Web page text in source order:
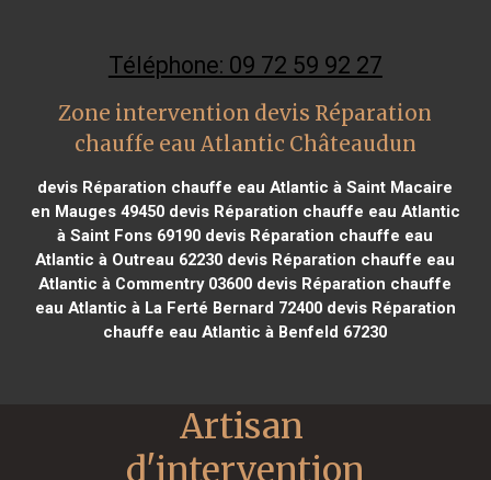
Téléphone: 09 72 59 92 27
Zone intervention devis Réparation
chauffe eau Atlantic Châteaudun
devis Réparation chauffe eau Atlantic à Saint Macaire
en Mauges 49450devis Réparation chauffe eau Atlantic
à Saint Fons 69190 devis Réparation chauffe eau
Atlantic à Outreau 62230 devis Réparation chauffe eau
Atlantic à Commentry 03600 devis Réparation chauffe
eau Atlantic à La Ferté Bernard 72400devis Réparation
chauffe eau Atlantic à Benfeld 67230
Artisan
d'intervention